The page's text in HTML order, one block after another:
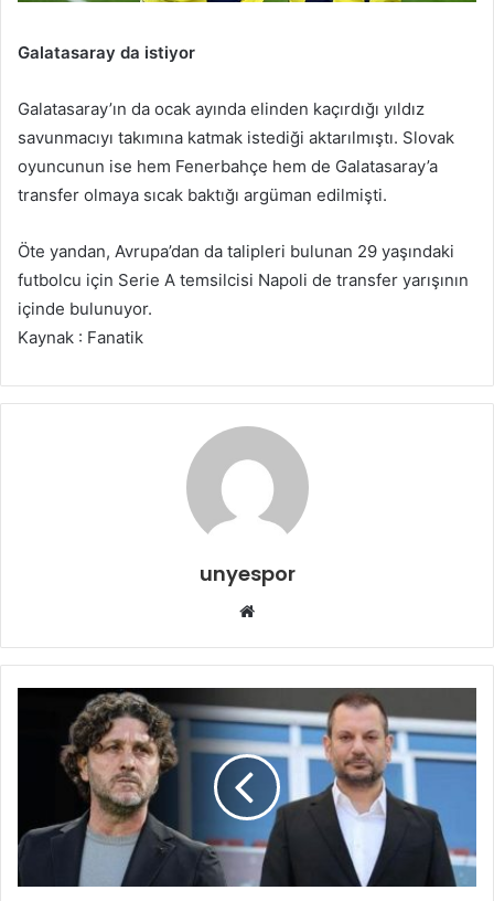
Galatasaray da istiyor
Galatasaray’ın da ocak ayında elinden kaçırdığı yıldız
savunmacıyı takımına katmak istediği aktarılmıştı. Slovak
oyuncunun ise hem Fenerbahçe hem de Galatasaray’a
transfer olmaya sıcak baktığı argüman edilmişti.
Öte yandan, Avrupa’dan da talipleri bulunan 29 yaşındaki
futbolcu için Serie A temsilcisi Napoli de transfer yarışının
içinde bulunuyor.
Kaynak : Fanatik
unyespor
Web